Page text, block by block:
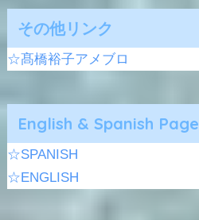
その他リンク
☆髙橋裕子アメブロ
English & Spanish Page
☆SPANISH
☆ENGLISH